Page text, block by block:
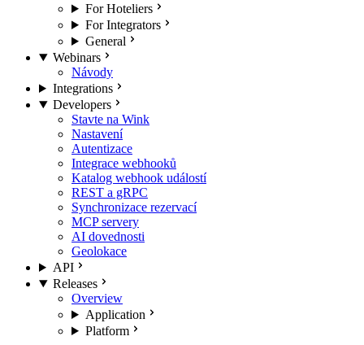
For Hoteliers
For Integrators
General
Webinars
Návody
Integrations
Developers
Stavte na Wink
Nastavení
Autentizace
Integrace webhooků
Katalog webhook událostí
REST a gRPC
Synchronizace rezervací
MCP servery
AI dovednosti
Geolokace
API
Releases
Overview
Application
Platform